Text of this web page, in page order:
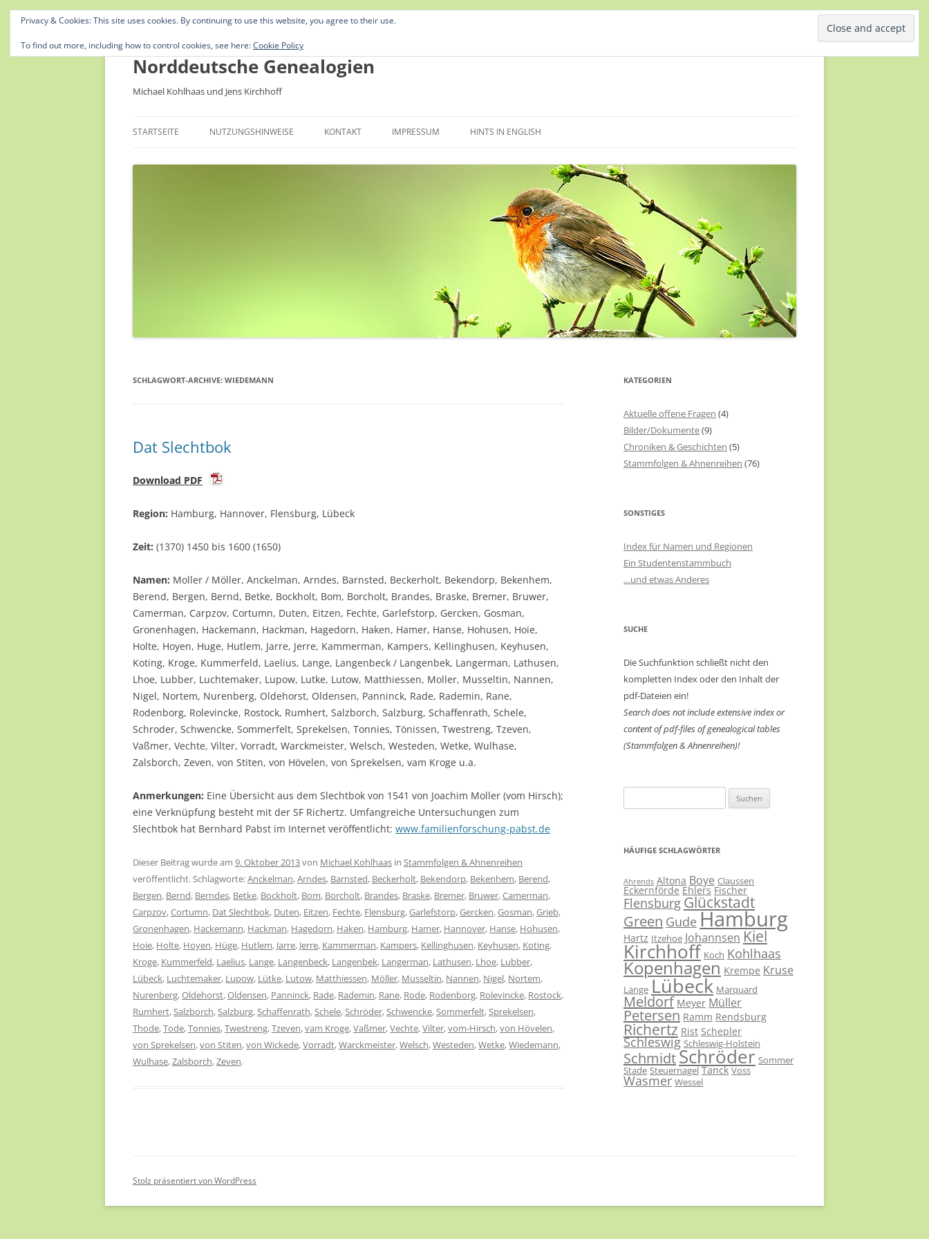
Norddeutsche Genealogien
Michael Kohlhaas und Jens Kirchhoff
Inhalt
STARTSEITE NUTZUNGSHINWEISE KONTAKT IMPRESSUM HINTS IN ENGLISH
SCHLAGWORT-ARCHIVE: WIEDEMANN
Dat Slechtbok
Download PDF
Region: Hamburg, Hannover, Flensburg, Lübeck
Zeit: (1370) 1450 bis 1600 (1650)
Namen: Moller / Möller, Anckelman, Arndes, Barnsted, Beckerholt, Bekendorp, Bekenhem,
Berend, Bergen, Bernd, Betke, Bockholt, Bom, Borcholt, Brandes, Braske, Bremer, Bruwer,
Camerman, Carpzov, Cortumn, Duten, Eitzen, Fechte, Garlefstorp, Gercken, Gosman,
Gronenhagen, Hackemann, Hackman, Hagedorn, Haken, Hamer, Hanse, Hohusen, Hoie,
Holte, Hoyen, Huge, Hutlem, Jarre, Jerre, Kammerman, Kampers, Kellinghusen, Keyhusen,
Koting, Kroge, Kummerfeld, Laelius, Lange, Langenbeck / Langenbek, Langerman, Lathusen,
Lhoe, Lubber, Luchtemaker, Lupow, Lutke, Lutow, Matthiessen, Moller, Musseltin, Nannen,
Nigel, Nortem, Nurenberg, Oldehorst, Oldensen, Panninck, Rade, Rademin, Rane,
Rodenborg, Rolevincke, Rostock, Rumhert, Salzborch, Salzburg, Schaffenrath, Schele,
Schroder, Schwencke, Sommerfelt, Sprekelsen, Tonnies, Tönissen, Twestreng, Tzeven,
Vaßmer, Vechte, Vilter, Vorradt, Warckmeister, Welsch, Westeden, Wetke, Wulhase,
Zalsborch, Zeven, von Stiten, von Hövelen, von Sprekelsen, vam Kroge u.a.
Anmerkungen: Eine Übersicht aus dem Slechtbok von 1541 von Joachim Moller (vom Hirsch);
eine Verknüpfung besteht mit der SF Richertz. Umfangreiche Untersuchungen zum
Slechtbok hat Bernhard Pabst im Internet veröffentlicht: www.familienforschung-pabst.de
Dieser Beitrag wurde am 9. Oktober 2013von Michael Kohlhaas in Stammfolgen & Ahnenreihen
veröffentlicht. Schlagworte:Anckelman,Arndes, Barnsted, Beckerholt, Bekendorp, Bekenhem, Berend,
Bergen, Bernd, Berndes, Betke, Bockholt, Bom, Borcholt, Brandes, Braske, Bremer, Bruwer,Camerman,
Carpzov,Cortumn, Dat Slechtbok, Duten, Eitzen, Fechte, Flensburg,Garlefstorp,Gercken,Gosman,Grieb,
Gronenhagen, Hackemann, Hackman, Hagedorn, Haken, Hamburg, Hamer, Hannover, Hanse, Hohusen,
Hoie, Holte, Hoyen, Hüge, Hutlem, Jarre, Jerre, Kammerman, Kampers, Kellinghusen, Keyhusen, Koting,
Kroge, Kummerfeld, Laelius, Lange, Langenbeck, Langenbek, Langerman, Lathusen, Lhoe, Lubber,
Lübeck, Luchtemaker, Lupow, Lütke, Lutow, Matthiessen, Möller, Musseltin, Nannen, Nigel, Nortem,
Nurenberg,Oldehorst,Oldensen, Panninck, Rade, Rademin, Rane, Rode, Rodenborg, Rolevincke, Rostock,
Rumhert,Salzborch,Salzburg,Schaffenrath,Schele,Schröder,Schwencke,Sommerfelt,Sprekelsen,
Thode,Tode,Tonnies,Twestreng,Tzeven,vam Kroge,Vaßmer,Vechte,Vilter,vom-Hirsch,von Hövelen,
von Sprekelsen,von Stiten,von Wickede,Vorradt,Warckmeister,Welsch,Westeden,Wetke,Wiedemann,
Wulhase,Zalsborch,Zeven.
KATEGORIEN
Aktuelle offene Fragen (4)
Bilder/Dokumente(9)
Chroniken & Geschichten (5)
Stammfolgen & Ahnenreihen (76)
SONSTIGES
Index für Namen und Regionen
Ein Studentenstammbuch
…und etwas Anderes
SUCHE
Die Suchfunktion schließt nicht den
kompletten Index oder den Inhalt der
pdf-Dateien ein!
Search does not include extensive index or
content ofpdf-files of genealogical tables
(Stammfolgen & Ahnenreihen)!
nach:
HÄUFIGE SCHLAGWÖRTER
Ahrends Altona Boye Claussen
Eckernförde Ehlers Fischer
Flensburg Glückstadt
Green Gude Hamburg
Hartz Itzehoe Johannsen Kiel
Kirchhoff Koch Kohlhaas
Kopenhagen Krempe Kruse
Lange Lübeck Marquard
Meldorf Meyer Müller
Petersen Ramm Rendsburg
Richertz Rist Schepler
Schleswig Schleswig-Holstein
SchmidtSchröder Sommer
Stade Steuernagel Tanck Voss
Wasmer Wessel
Stolz präsentiert von WordPress
Privacy & Cookies: This site uses cookies. By continuing to use this website, you agree to their use.
To find out more, including how to control cookies, see here:Cookie Policy